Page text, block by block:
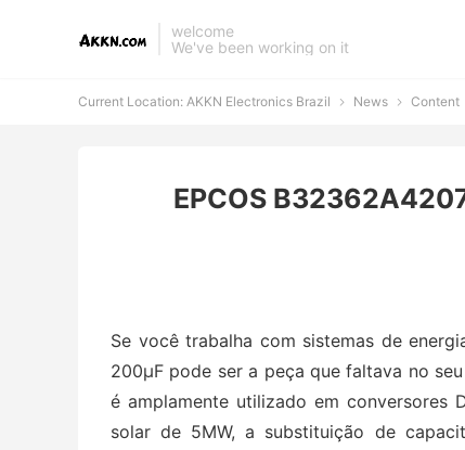
welcome
We've been working on it
Current Location: AKKN Electronics Brazil  News  Content
EPCOS
Se você trabalha com sistemas de
200μF pode ser a peça que faltava no
é amplamente utilizado em conversores
solar de 5MW, a substituição de